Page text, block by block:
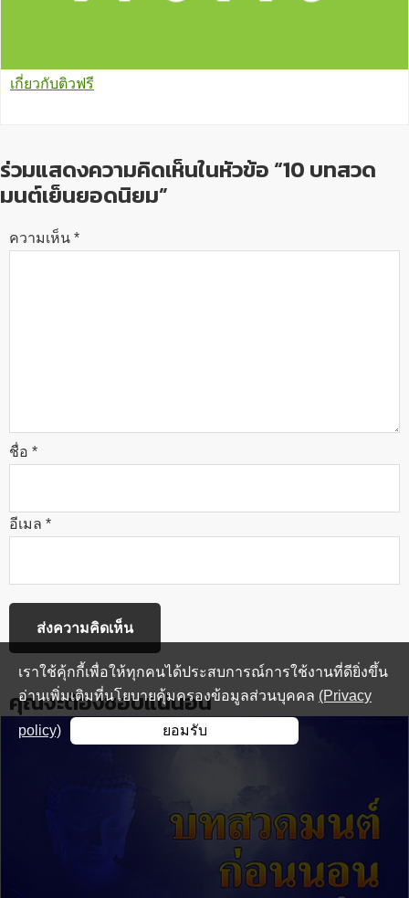
เกี่ยวกับติวฟรี
ร่วมแสดงความคิดเห็นในหัวข้อ “10 บทสวด
มนต์เย็นยอดนิยม”
ความเห็น *
ชื่อ *
อีเมล *
คุณจะต้องชอบแน่นอน
เราใช้คุ้กกี้เพื่อให้ทุกคนได้ประสบการณ์การใช้งานที่ดียิ่งขึ้น
อ่านเพิ่มเติมที่นโยบายคุ้มครองข้อมูลส่วนบุคคล (Privacy
policy) ยอมรับ